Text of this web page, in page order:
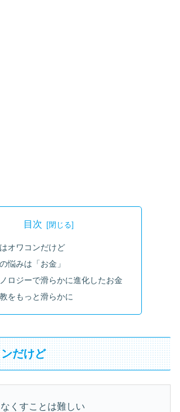
目次
オワコンだけど
悩みは「お金」
ロジーで滑らかに進化したお金
をもっと滑らかに
だけど
くすことは難しい